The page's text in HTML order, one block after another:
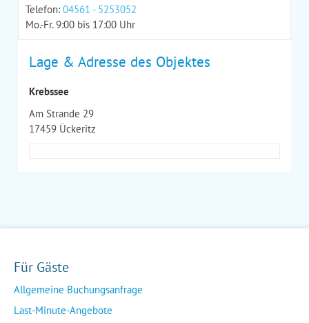
Telefon: 04561 - 5253052
Mo.-Fr. 9:00 bis 17:00 Uhr
Lage & Adresse des Objektes
Krebssee
Am Strande 29
17459 Ückeritz
Für Gäste
Allgemeine Buchungsanfrage
Last-Minute-Angebote